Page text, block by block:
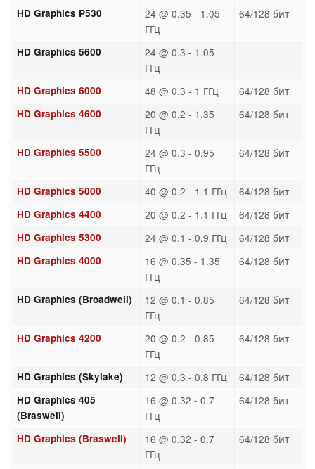
HD Graphics P530
24 @ 0.35 - 1.05
ГГц
64/128 бит
HD Graphics 5600
24 @ 0.3 - 1.05
ГГц
HD Graphics 6000 48 @ 0.3 - 1 ГГц 64/128 бит
HD Graphics 4600
20 @ 0.2 - 1.35
ГГц
64/128 бит
HD Graphics 5500
24 @ 0.3 - 0.95
ГГц
64/128 бит
HD Graphics 5000 40 @ 0.2 - 1.1 ГГц 64/128 бит
HD Graphics 4400 20 @ 0.2 - 1.1 ГГц 64/128 бит
HD Graphics 5300 24 @ 0.1 - 0.9 ГГц 64/128 бит
HD Graphics 4000
16 @ 0.35 - 1.35
ГГц
64/128 бит
HD Graphics (Broadwell)
12 @ 0.1 - 0.85
ГГц
64/128 бит
HD Graphics 4200
20 @ 0.2 - 0.85
ГГц
64/128 бит
HD Graphics (Skylake) 12 @ 0.3 - 0.8 ГГц 64/128 бит
HD Graphics 405
(Braswell)
16 @ 0.32 - 0.7
ГГц
64/128 бит
HD Graphics (Braswell)
16 @ 0.32 - 0.7
ГГц
64/128 бит